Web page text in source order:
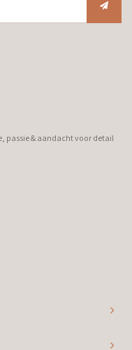
passie & aandacht voor detail